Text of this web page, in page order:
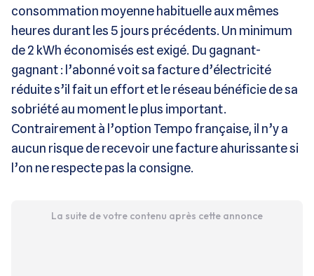
consommation moyenne habituelle aux mêmes
heures durant les 5 jours précédents. Un minimum
de 2 kWh économisés est exigé. Du gagnant-
gagnant : l’abonné voit sa facture d’électricité
réduite s’il fait un effort et le réseau bénéficie de sa
sobriété au moment le plus important.
Contrairement à l’option Tempo française, il n’y a
aucun risque de recevoir une facture ahurissante si
l’on ne respecte pas la consigne.
La suite de votre contenu après cette annonce